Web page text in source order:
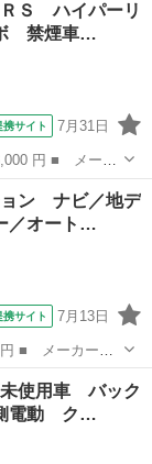
ー 走行無制限
Ｓ ハイパーリ
禁煙車…
携サイト 7月31日
名： カスタ
禁煙車 １年保
ョン ナビ／地デ
／オート…
携サイト 7月13日
： Ｌセレクシ
トエアコン／
使用車 バック
電動 ク…